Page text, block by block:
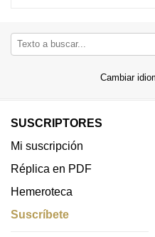
Cambiar
SUSCRIPTORES
Mi suscripción
Réplica en PDF
Hemeroteca
Suscríbete